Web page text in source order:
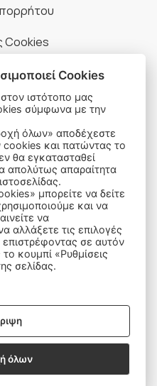
Cookies
ΑσφάλειαCookies
ιστότοπο μας
σύμφωνα με την
και πατώντας το
θα εγκατασταθεί
απολύτως απαραίτητα
μπορείτε να δείτε
και να
να
αλλάξετε τις επιλογές
σε αυτόν
κουμπί «Ρυθμίσεις
σελίδας.
όλων